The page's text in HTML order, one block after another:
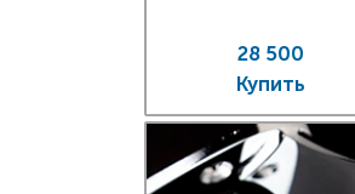
28 500
Купить